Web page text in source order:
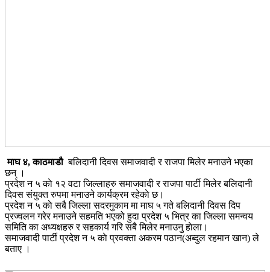
माघ ४, काठमाडौ बलिदानी दिवस समाजवादी र राजपा मिलेर मनाउने भएका
छन् ।
प्रदेश न ५ काे १२ वटा जिल्लाहरु समाजवादी र राजपा पार्टी मिलेर बलिदानी
दिवस संयुक्त रुपमा मनाउने कार्यक्रम रहेकाे छ।
प्रदेश न ५ काे सबै जिल्ला सदरमुकाम मा माघ ५ गते बलिदानी दिवस दिप
प्रज्वलन गरेर मनाउने सहमति भएको हुदा प्रदेश ५ भित्र का जिल्ला समन्वय
समिति का अध्यक्षहरु र सहकार्य गरि सबै मिलेर मनाउनु हाेला।
समाजवादी पार्टी प्रदेश न ५ काे प्रवक्ता अकरम पठान(अब्दुल रहमान खान) ले
बताए ।